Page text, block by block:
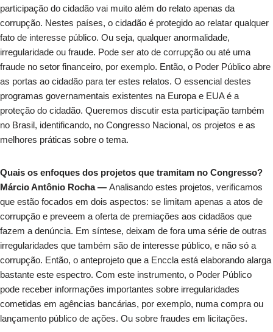
participação do cidadão vai muito além do relato apenas da
corrupção. Nestes países, o cidadão é protegido ao relatar qualquer
fato de interesse público. Ou seja, qualquer anormalidade,
irregularidade ou fraude. Pode ser ato de corrupção ou até uma
fraude no setor financeiro, por exemplo. Então, o Poder Público abre
as portas ao cidadão para ter estes relatos. O essencial destes
programas governamentais existentes na Europa e EUA é a
proteção do cidadão. Queremos discutir esta participação também
no Brasil, identificando, no Congresso Nacional, os projetos e as
melhores práticas sobre o tema.
Quais os enfoques dos projetos que tramitam no Congresso?
Márcio Antônio Rocha — Analisando estes projetos, verificamos
que estão focados em dois aspectos: se limitam apenas a atos de
corrupção e preveem a oferta de premiações aos cidadãos que
fazem a denúncia. Em síntese, deixam de fora uma série de outras
irregularidades que também são de interesse público, e não só a
corrupção. Então, o anteprojeto que a Enccla está elaborando alarga
bastante este espectro. Com este instrumento, o Poder Público
pode receber informações importantes sobre irregularidades
cometidas em agências bancárias, por exemplo, numa compra ou
lançamento público de ações. Ou sobre fraudes em licitações.